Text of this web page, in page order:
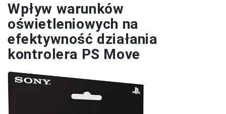
Wpływ warunków
oświetleniowych na
efektywność działania
kontrolera PS Move